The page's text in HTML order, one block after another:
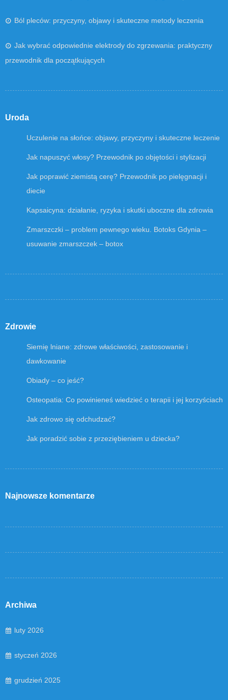
Ból pleców: przyczyny, objawy i skuteczne metody leczenia
Jak wybrać odpowiednie elektrody do zgrzewania: praktyczny
przewodnik dla początkujących
Uroda
Uczulenie na słońce: objawy, przyczyny i skuteczne leczenie
Jak napuszyć włosy? Przewodnik po objętości i stylizacji
Jak poprawić ziemistą cerę? Przewodnik po pielęgnacji i
diecie
Kapsaicyna: działanie, ryzyka i skutki uboczne dla zdrowia
Zmarszczki – problem pewnego wieku. Botoks Gdynia –
usuwanie zmarszczek – botox
Zdrowie
Siemię lniane: zdrowe właściwości, zastosowanie i
dawkowanie
Obiady – co jeść?
Osteopatia: Co powinieneś wiedzieć o terapii i jej korzyściach
Jak zdrowo się odchudzać?
Jak poradzić sobie z przeziębieniem u dziecka?
Najnowsze komentarze
Archiwa
luty 2026
styczeń 2026
grudzień 2025